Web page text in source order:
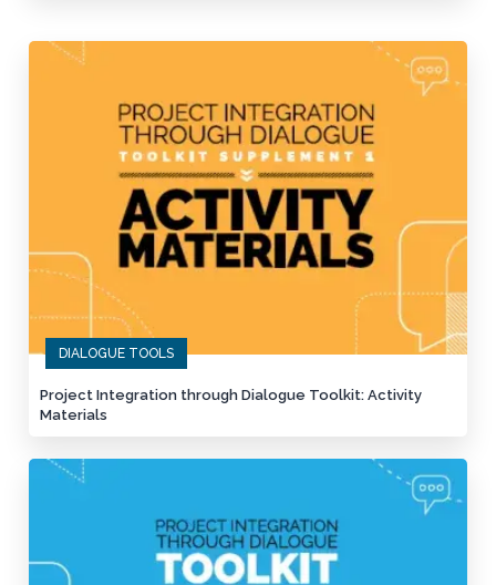
DIALOGUE TOOLS
Project Integration through Dialogue Toolkit: Activity
Materials